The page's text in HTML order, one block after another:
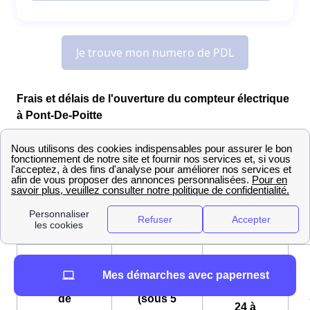
Frais et délais de l'ouverture du compteur électrique
à Pont-De-Poitte
Enedis(ex-ERDF) pour l'ouverture de leur compteur,
que vous pourrez effectuer dès lors que vous aurez
souscrit une offre d'électricité . Les frais et délais pour
cette prestation à Pont-De-Poitte sont propres à tous les
fournisseurs :
Ouverture
de
Standard
(sous 5
Express
24 à
Mes démarches avec papernest